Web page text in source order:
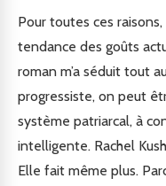
Pour toutes ces
tendance des goûts
roman m’a séduit tout
progressiste, on peut
système patriarcal, à
intelligente. Rachel
Elle fait même plus.